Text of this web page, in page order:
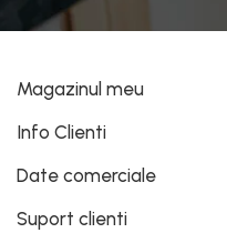
Magazinul meu
Info Clienti
Date comerciale
Suport clienti